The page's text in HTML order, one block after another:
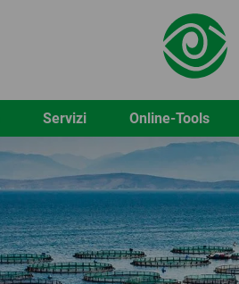
Servizi Online-Tools